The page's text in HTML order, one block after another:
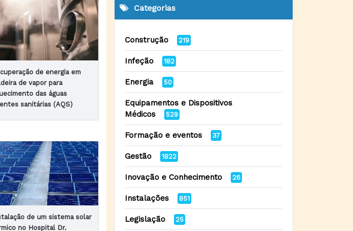
de energia em
de vapor para
das águas
sanitárias (AQS)
de um sistema solar
no Hospital Dr.
Categorias
Construção 219
Infeção 182
Energia 50
Equipamentos e Dispositivos
Médicos
529
Formação e eventos 37
Gestão 1822
Inovação e Conhecimento 26
Instalações 851
Legislação 25